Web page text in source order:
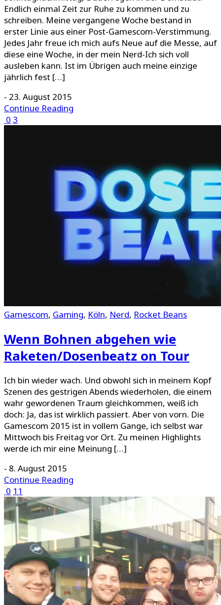
Endlich einmal Zeit zur Ruhe zu kommen und zu
schreiben. Meine vergangene Woche bestand in
erster Linie aus einer Post-Gamescom-Verstimmung.
Jedes Jahr freue ich mich aufs Neue auf die Messe, auf
diese eine Woche, in der mein Nerd-Ich sich voll
ausleben kann. Ist im Übrigen auch meine einzige
jährlich fest […]
- 23. August 2015
Continue Reading
0 3
Gamescom, Gaming, Köln, Nerd, Rocket Beans
Wenn Bohnen abgehen wie
Raketen/Dosenbeatz on Tour
Ich bin wieder wach. Und obwohl sich in meinem Kopf
Szenen des gestrigen Abends wiederholen, die einem
wahr gewordenen Traum gleichkommen, weiß ich
doch: Ja, das ist wirklich passiert. Aber von vorn. Die
Gamescom 2015 ist in vollem Gange, ich selbst war
Mittwoch bis Freitag vor Ort. Zu meinen Highlights
werde ich mir eine Meinung […]
- 8. August 2015
Continue Reading
0 11